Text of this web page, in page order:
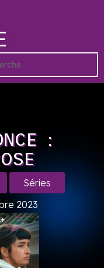
:
Séries
2023